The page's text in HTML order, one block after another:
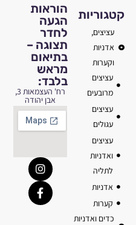
הוראות
הגעה
לחדר
תצוגה –
בתיאום
מראש
בלבד:
רח' העצמאות 3,
אבן יהודה
קטגוריות
עציצים,
אדניות
וקערות
עציצים
מרובעים
עציצים
עגולים
עציצים
ואדניות
לתליה
אדניות
קערות
כדים ואדניות